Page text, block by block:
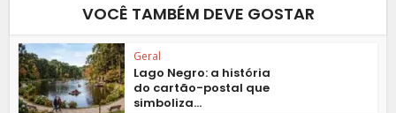
VOCÊ TAMBÉM DEVE GOSTAR
Geral
Lago Negro: a história
do cartão-postal que
simboliza...